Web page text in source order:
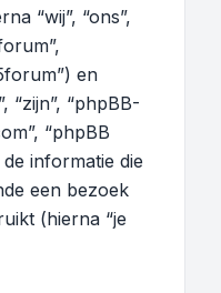
“wij”, “ons”,
en
“zijn”, “phpBB-
“phpBB
de informatie die
een bezoek
(hierna “je